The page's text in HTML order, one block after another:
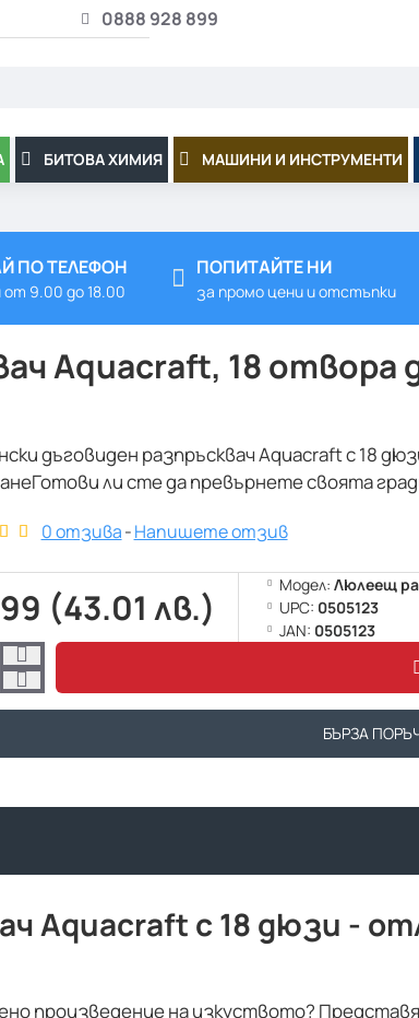
0888 928 899
БИТОВА ХИМИЯ МАШИНИ И ИНСТРУМЕНТИ
ПО ТЕЛЕФОН
от 9.00 до 18.00
ПОПИТАЙТЕ НИ
за промо цени и отстъпки
Aquacraft, 18 отвора
дъговиден разпръсквач Aquacraft с 18
ли сте да превърнете своята
0 отзива-Напишете отзив
(43.01 лв.) Модел: Люлеещ
UPC: 0505123
JAN: 0505123
БЪРЗА
Aquacraft с 18 дюзи -
произведение на изкуството?